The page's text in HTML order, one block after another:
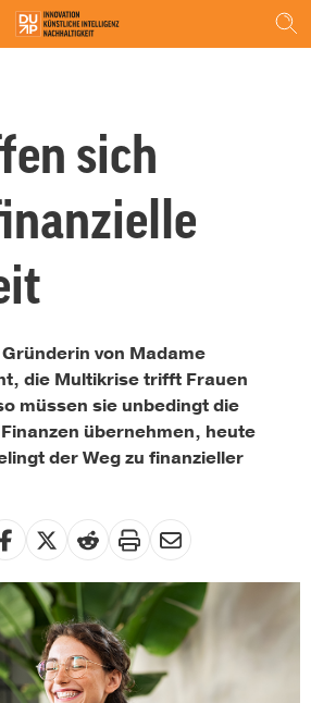
sich
von Madame
die Multikrise trifft Frauen
müssen sie unbedingt die
übernehmen, heute
der Weg zu finanzieller